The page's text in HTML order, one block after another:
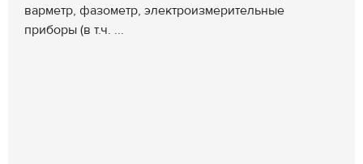
варметр, фазометр, электроизмерительные
приборы (в т.ч. ...